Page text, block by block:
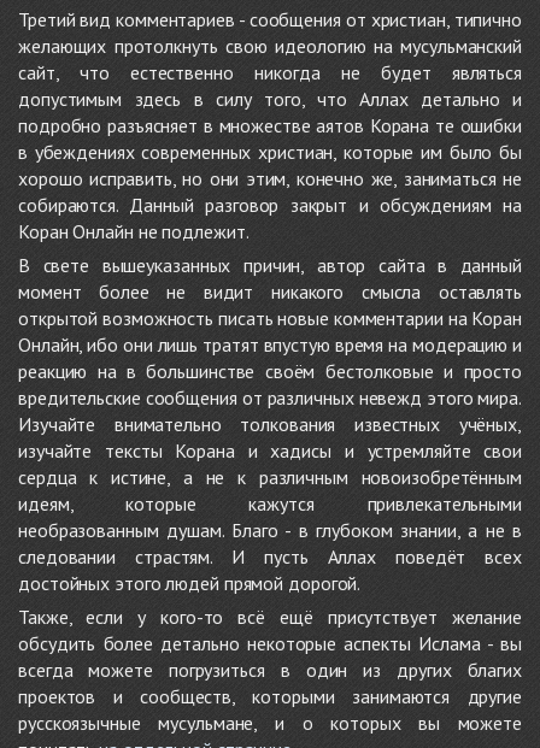
Третий вид комментариев - сообщения от христиан, типично
желающих протолкнуть свою идеологию на мусульманский
сайт, что естественно никогда не будет являться
допустимым здесь в силу того, что Аллах детально и
подробно разъясняет в множестве аятов Корана те ошибки
в убеждениях современных христиан, которые им было бы
хорошо исправить, но они этим, конечно же, заниматься не
собираются. Данный разговор закрыт и обсуждениям на
Коран Онлайн не подлежит.
В свете вышеуказанных причин, автор сайта в данный
момент более не видит никакого смысла оставлять
открытой возможность писать новые комментарии на Коран
Онлайн, ибо они лишь тратят впустую время на модерацию и
реакцию на в большинстве своём бестолковые и просто
вредительские сообщения от различных невежд этого мира.
Изучайте внимательно толкования известных учёных,
изучайте тексты Корана и хадисы и устремляйте свои
сердца к истине, а не к различным новоизобретённым
идеям, которые кажутся привлекательными
необразованным душам. Благо - в глубоком знании, а не в
следовании страстям. И пусть Аллах поведёт всех
достойных этого людей прямой дорогой.
Также, если у кого-то всё ещё присутствует желание
обсудить более детально некоторые аспекты Ислама - вы
всегда можете погрузиться в один из других благих
проектов и сообществ, которыми занимаются другие
русскоязычные мусульмане, и о которых вы можете